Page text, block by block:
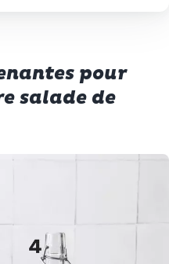
pour
salade de